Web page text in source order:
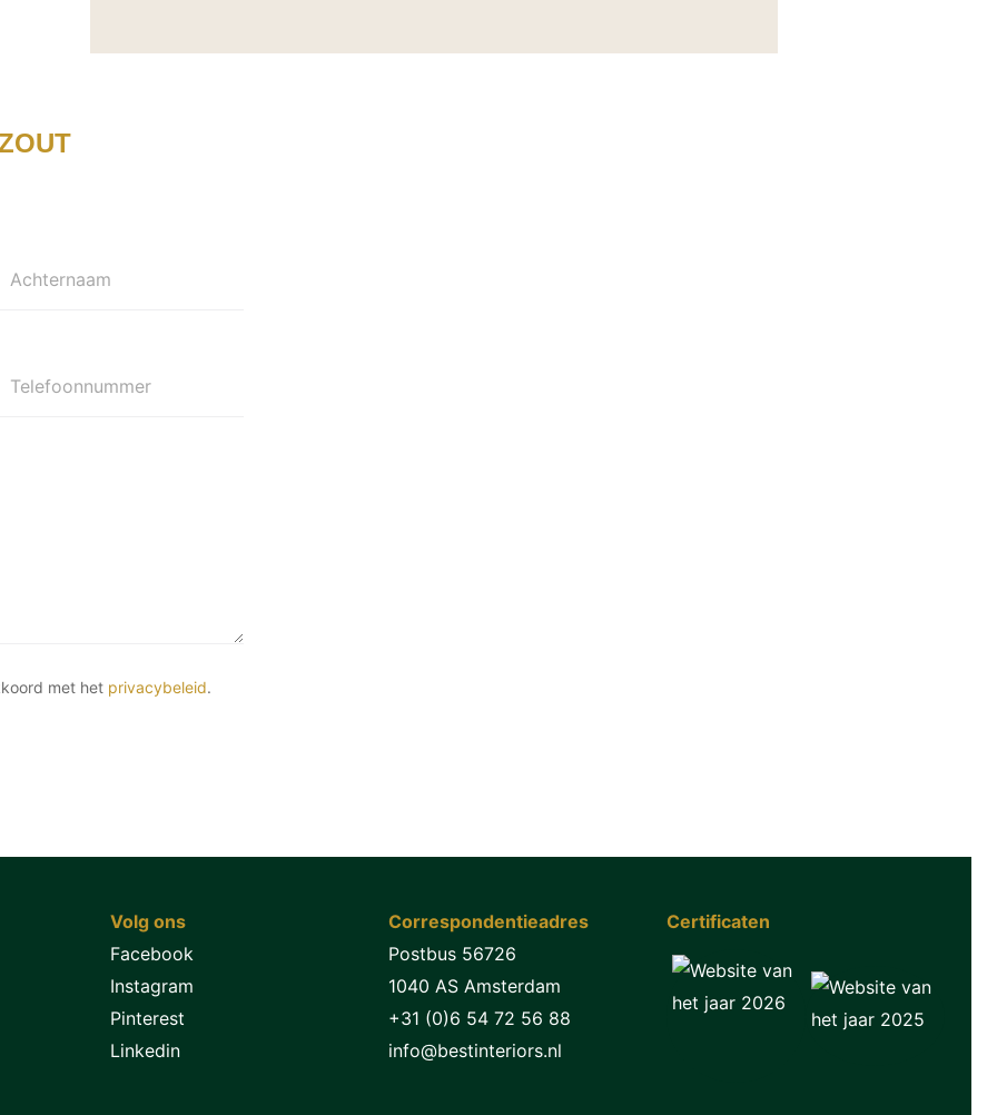
Achternaam
Telefoonnummer
met het privacybeleid.
Volg ons
Facebook
Instagram
Pinterest
Linkedin
Correspondentieadres
Postbus 56726
1040 AS Amsterdam
+31 (0)6 54 72 56 88
info@bestinteriors.nl
Certificaten